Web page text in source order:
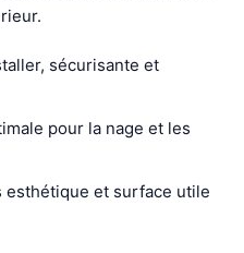
sécurisante et
pour la nage et les
esthétique et surface utile